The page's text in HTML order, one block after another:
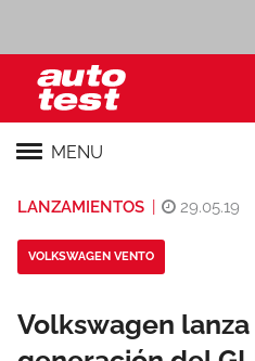
MENU
LANZAMIENTOS 29.05.19
VOLKSWAGEN VENTO
Volkswagen